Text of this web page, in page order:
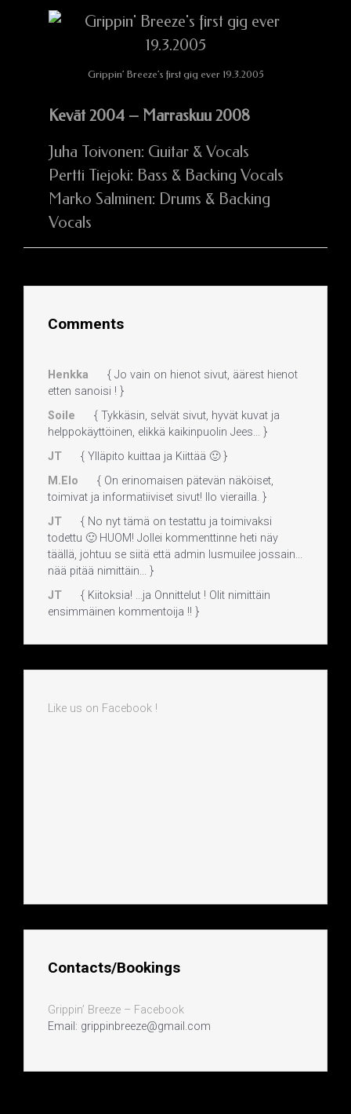
Grippin’ Breeze’s first gig ever 19.3.2005
Kevät 2004 – Marraskuu 2008
Juha Toivonen: Guitar & Vocals
Pertti Tiejoki: Bass & Backing Vocals
Marko Salminen: Drums & Backing
Vocals
Comments
Henkka
{ Jo vain on hienot sivut, äärest hienot
etten sanoisi ! }
Soile
{ Tykkäsin, selvät sivut, hyvät kuvat ja
helppokäyttöinen, elikkä kaikinpuolin Jees... }
JT
{ Ylläpito kuittaa ja Kiittää 🙂 }
M.Elo
{ On erinomaisen pätevän näköiset,
toimivat ja informatiiviset sivut! Ilo vierailla. }
JT
{ No nyt tämä on testattu ja toimivaksi
todettu 🙂 HUOM! Jollei kommenttinne heti näy
täällä, johtuu se siitä että admin lusmuilee jossain...
nää pitää nimittäin... }
JT
{ Kiitoksia! ...ja Onnittelut ! Olit nimittäin
ensimmäinen kommentoija !! }
Like us on Facebook !
Contacts/Bookings
Grippin’ Breeze – Facebook
Email: grippinbreeze@gmail.com